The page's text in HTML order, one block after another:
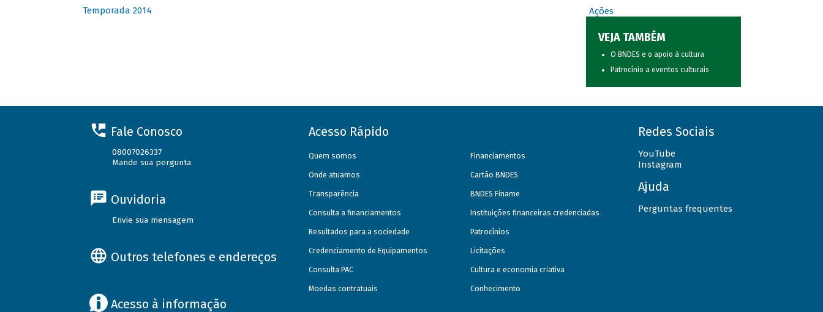
Temporada 2014 Ações
VEJA TAMBÉM
O BNDES e o apoio à cultura
Patrocínio a eventos culturais
Fale Conosco
08007026337
Mande sua pergunta
Ouvidoria
Envie sua mensagem
Outros telefones e endereços
Acesso à informação
Acesso Rápido
Quem somos
Onde atuamos
Transparência
Consulta a financiamentos
Resultados para a sociedade
Credenciamento de Equipamentos
Consulta PAC
Moedas contratuais
Financiamentos
Cartão BNDES
BNDES Finame
Instituições financeiras credenciadas
Patrocínios
Licitações
Cultura e economia criativa
Conhecimento
Redes Sociais
YouTube
Instagram
Ajuda
Perguntas frequentes